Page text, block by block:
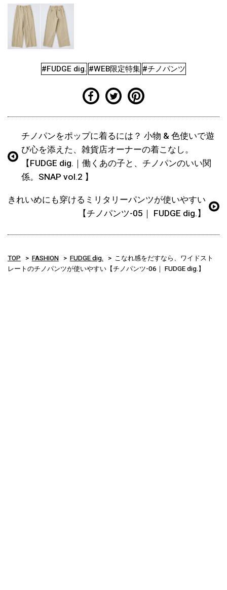
#FUDGE dig. #WEB限定特集 #チノパンツ
チノパンをポップに着るには？ 小物 & 色使いで遊
び心を添えた、雑貨店オーナーの着こなし。
【FUDGE dig.｜働くあの子と、チノパンのいい関
係。SNAP vol.2 】
きれいめにも穿けるミリタリーパンツが使いやすい
【チノパンツ-05｜ FUDGE dig.】
TOP FASHION FUDGE dig.
こなれ感をだすなら、ワイドスト
レートのチノパンツが使いやすい【チノパンツ-06｜ FUDGE dig.】